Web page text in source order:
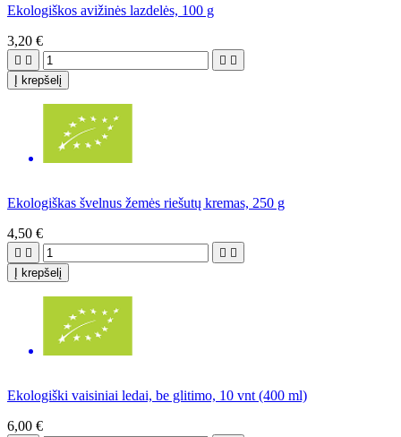
Ekologiškos avižinės lazdelės, 100 g
3,20 €
   
Į krepšelį
Ekologiškas švelnus žemės riešutų kremas, 250 g
4,50 €
   
Į krepšelį
Ekologiški vaisiniai ledai, be glitimo, 10 vnt (400 ml)
6,00 €